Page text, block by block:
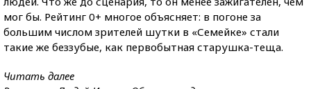
мог бы. Рейтинг 0+ многое объясняет: в погоне за
большим числом зрителей шутки в «Семейке» стали
такие же беззубые, как первобытная старушка-теща.
Читать далее